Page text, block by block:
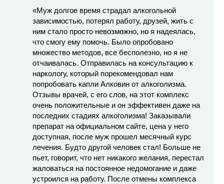
«Муж долгое время страдал алкогольной
зависимостью, потерял работу, друзей, жить с
ним стало просто невозможно, но я надеялась,
что смогу ему помочь. Было опробовано
множество методов, все бесполезно, но я не
отчаивалась. Отправилась на консультацию к
наркологу, который порекомендовал нам
попробовать капли Алковин от алкоголизма.
Отзывы врачей, с его слов, на этот комплекс
очень положительные и он эффективен даже на
последних стадиях алкоголизма! Заказывали
препарат на официальном сайте, цена у него
доступная, после муж прошел месячный курс
лечения. Будто другой человек стал! Больше не
пьет, говорит, что нет никакого желания, перестал
жаловаться на постоянное недомогание и даже
устроился на работу. После отмены комплекса